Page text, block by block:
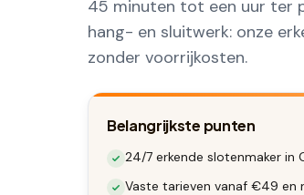
45 minuten tot een uur ter
hang- en sluitwerk: onze
zonder voorrijkosten.
Belangrijkste punten
24/7 erkende slotenmaker in
Vaste tarieven vanaf €49 en